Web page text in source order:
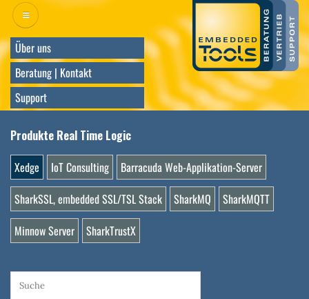
Direkt
zum
InhaltÜber uns
Beratung | Kontakt
Support
Produkte Real Time Logic
Xedge
IoT Consulting
Barracuda Web-Applikation-Server
SharkSSL, embedded SSL/TSL Stack
SharkMQ
SharkMQTT
Minnow Server
SharkTrustX